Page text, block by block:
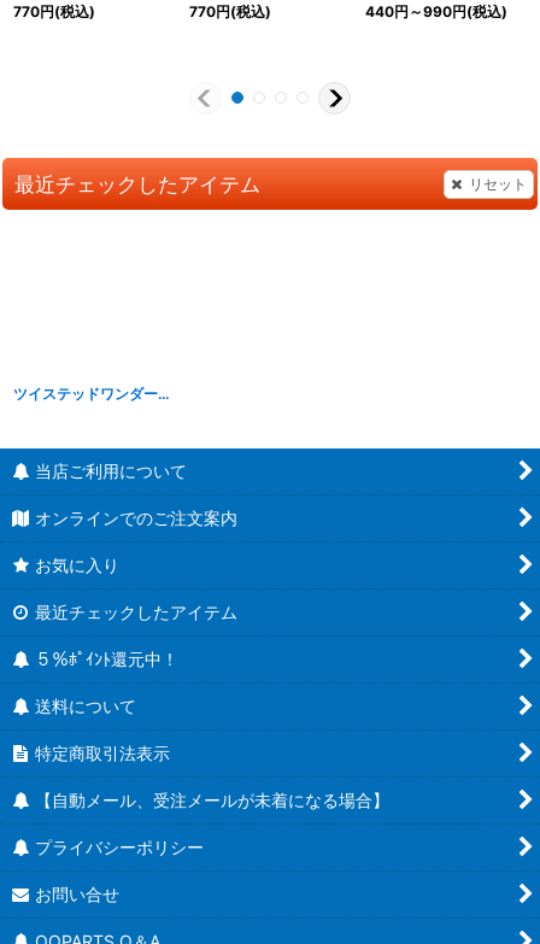
770円(税込)
770円(税込)
440円 ～990円(税込)
最近チェックしたアイテム リセット
ツイステッドワンダーランド EX寮服マスコット イグニハイド寮＆ディアソムニア寮
当店ご利用について
オンラインでのご注文案内
お気に入り
最近チェックしたアイテム
５％ﾎﾟｲﾝﾄ還元中！
送料について
特定商取引法表示
【自動メール、受注メールが未着になる場合】
プライバシーポリシー
お問い合せ